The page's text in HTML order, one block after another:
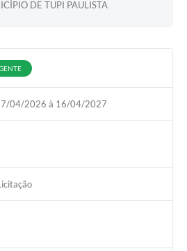
DE TUPI PAULISTA
04/2026 à 16/04/2027